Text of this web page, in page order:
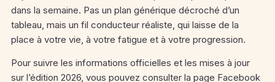
dans la semaine. Pas un plan générique décroché d’un
tableau, mais un fil conducteur réaliste, qui laisse de la
place à votre vie, à votre fatigue et à votre progression.
Pour suivre les informations officielles et les mises à jour
sur l’édition 2026, vous pouvez consulter la page Facebook